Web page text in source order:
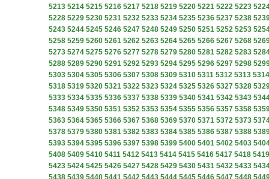
5213 5214 5215 5216 5217 5218 5219 5220 5221 5222 5223
5228 5229 5230 5231 5232 5233 5234 5235 5236 5237 5238
5243 5244 5245 5246 5247 5248 5249 5250 5251 5252 5253
5258 5259 5260 5261 5262 5263 5264 5265 5266 5267 5268
5273 5274 5275 5276 5277 5278 5279 5280 5281 5282 5283
5288 5289 5290 5291 5292 5293 5294 5295 5296 5297 5298
5303 5304 5305 5306 5307 5308 5309 5310 5311 5312 5313 5314
5318 5319 5320 5321 5322 5323 5324 5325 5326 5327 5328
5333 5334 5335 5336 5337 5338 5339 5340 5341 5342 5343
5348 5349 5350 5351 5352 5353 5354 5355 5356 5357 5358
5363 5364 5365 5366 5367 5368 5369 5370 5371 5372 5373
5378 5379 5380 5381 5382 5383 5384 5385 5386 5387 5388
5393 5394 5395 5396 5397 5398 5399 5400 5401 5402 5403
5408 5409 5410 5411 5412 5413 5414 5415 5416 5417 5418 5419
5423 5424 5425 5426 5427 5428 5429 5430 5431 5432 5433
5438 5439 5440 5441 5442 5443 5444 5445 5446 5447 5448